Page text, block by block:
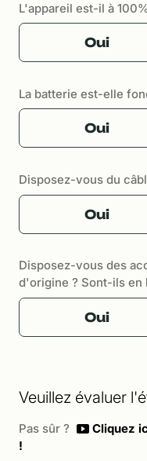
L'appareil est-il à
Oui
La batterie est-elle
Oui
Disposez-vous du
Oui
Disposez-vous des
d'origine ? Sont-ils en
Oui
Veuillez évaluer
Pas sûr ?
Cliquez
!